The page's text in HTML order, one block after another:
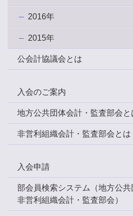
2016年
2015年
公会計協議会とは
入会のご案内
地方公共団体会計・監査部会と
非営利組織会計・監査部会とは
入会申請
部会員検索システム（地方公
非営利組織会計・監査部会）